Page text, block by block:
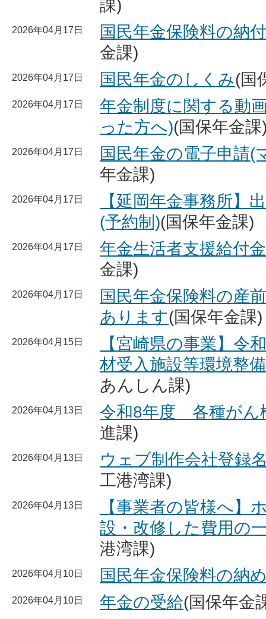
課)
2026年04月17日
国民年金保険料の納
金課)
2026年04月17日 国民年金のしくみ(国
2026年04月17日
年金制度に関する動
った方へ)(国保年金課
2026年04月17日
国民年金の電子申請(
年金課)
2026年04月17日
【延岡年金事務所】
(予約制)(国保年金課)
2026年04月17日
年金生活者支援給付
金課)
2026年04月17日
国民年金保険料の産
あります(国保年金課)
2026年04月15日
【宮崎県の事業】
材受入施設等環境整
あんしん課)
2026年04月13日
令和8年度 各種がん
進課)
2026年04月13日
ウェブ制作会社登録
工港湾課)
2026年04月13日
【事業者の皆様へ】
設・改修した費用の
港湾課)
2026年04月10日 国民年金保険料の納
2026年04月10日 年金の受給(国保年金